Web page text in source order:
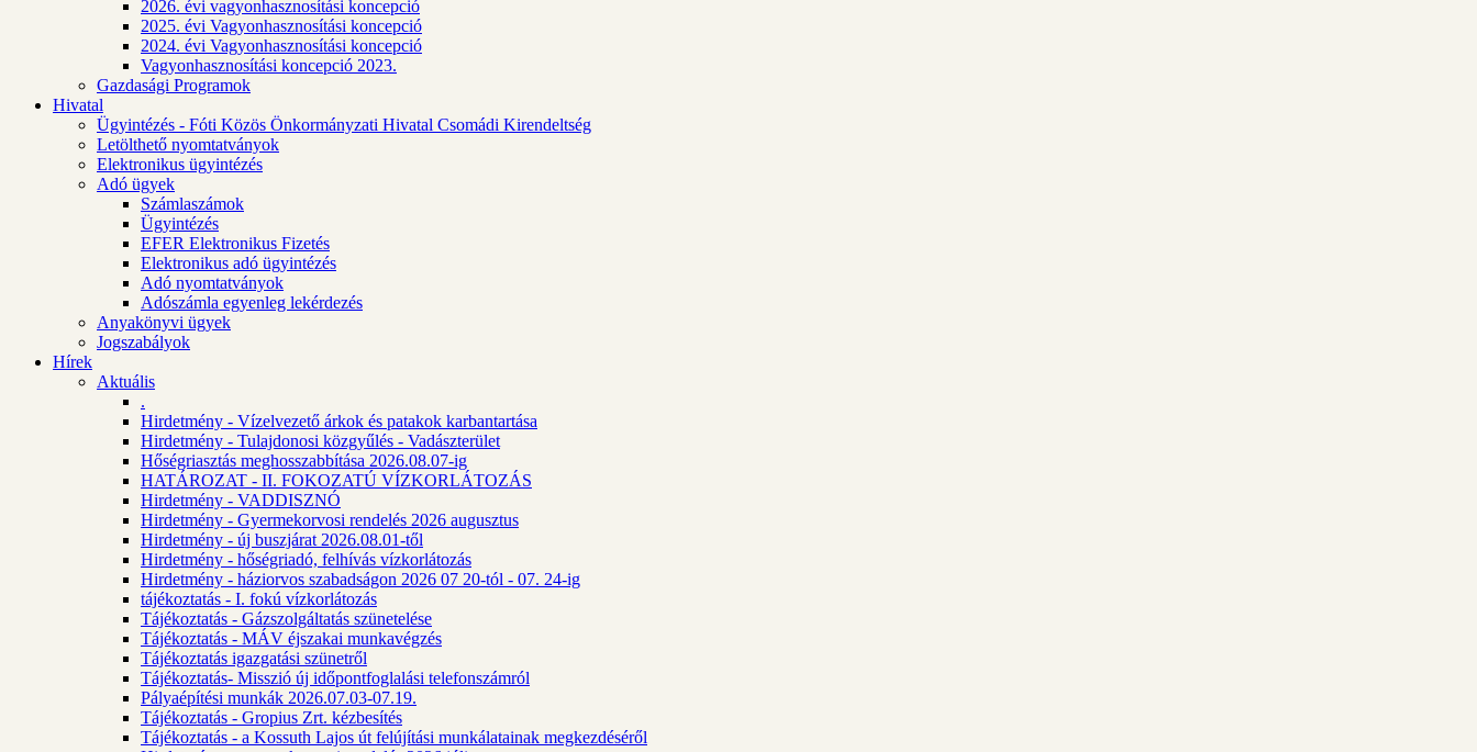
2026. évi vagyonhasznosítási koncepció
2025. évi Vagyonhasznosítási koncepció
2024. évi Vagyonhasznosítási koncepció
Vagyonhasznosítási koncepció 2023.
Gazdasági Programok
Hivatal
Ügyintézés - Fóti Közös Önkormányzati Hivatal Csomádi Kirendeltség
Letölthető nyomtatványok
Elektronikus ügyintézés
Adó ügyek
Számlaszámok
Ügyintézés
EFER Elektronikus Fizetés
Elektronikus adó ügyintézés
Adó nyomtatványok
Adószámla egyenleg lekérdezés
Anyakönyvi ügyek
Jogszabályok
Hírek
Aktuális
.
Hirdetmény - Vízelvezető árkok és patakok karbantartása
Hirdetmény - Tulajdonosi közgyűlés - Vadászterület
Hőségriasztás meghosszabbítása 2026.08.07-ig
HATÁROZAT - II. FOKOZATÚ VÍZKORLÁTOZÁS
Hirdetmény - VADDISZNÓ
Hirdetmény - Gyermekorvosi rendelés 2026 augusztus
Hirdetmény - új buszjárat 2026.08.01-től
Hirdetmény - hőségriadó, felhívás vízkorlátozás
Hirdetmény - háziorvos szabadságon 2026 07 20-tól - 07. 24-ig
tájékoztatás - I. fokú vízkorlátozás
Tájékoztatás - Gázszolgáltatás szünetelése
Tájékoztatás - MÁV éjszakai munkavégzés
Tájékoztatás igazgatási szünetről
Tájékoztatás- Misszió új időpontfoglalási telefonszámról
Pályaépítési munkák 2026.07.03-07.19.
Tájékoztatás - Gropius Zrt. kézbesítés
Tájékoztatás - a Kossuth Lajos út felújítási munkálatainak megkezdéséről